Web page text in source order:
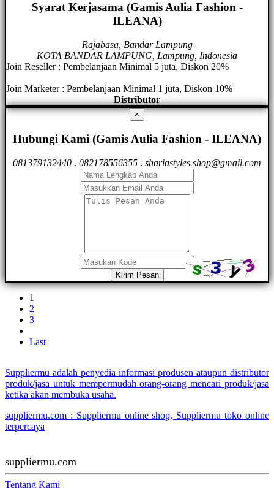
Syarat Kerjasama (Gamis Aulia Fashion -
ILEANA)
Rajabasa, Bandar Lampung
KOTA BANDAR LAMPUNG, Lampung, Indonesia
Join Reseller : Pembelanjaan Minimal 5 juta, Diskon 20%
Join Marketer : Pembelanjaan Minimal 1 juta, Diskon 10%
Distributor
×
Hubungi Kami (Gamis Aulia Fashion - ILEANA)
081379132440 . 082178556355 . shariastyles.shop@gmail.com
Kirim Pesan
1
2
3
Last
Suppliermu adalah penyedia informasi produsen ataupun distributor
produk/jasa untuk mempermudah orang-orang mencari produk/jasa
ketika akan membuka usaha.
suppliermu.com : Suppliermu online shop, Suppliermu toko online
terpercaya
suppliermu.com
Tentang Kami